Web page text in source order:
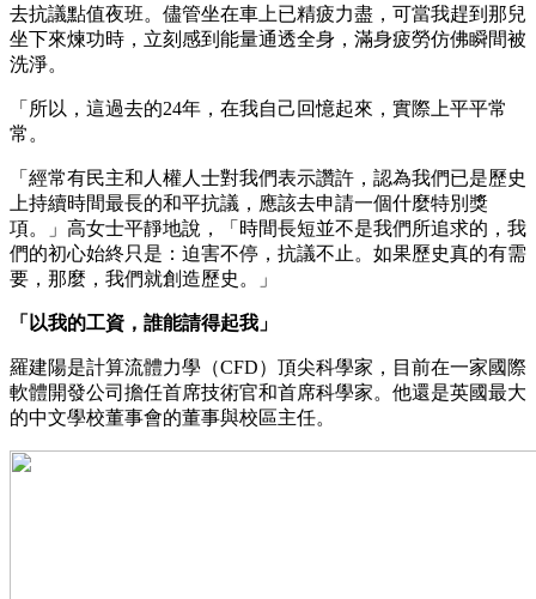
去抗議點值夜班。儘管坐在車上已精疲力盡，可當我趕到那兒
坐下來煉功時，立刻感到能量通透全身，滿身疲勞仿佛瞬間被
洗淨。
「所以，這過去的24年，在我自己回憶起來，實際上平平常
常。
「經常有民主和人權人士對我們表示讚許，認為我們已是歷史
上持續時間最長的和平抗議，應該去申請一個什麼特別獎
項。」高女士平靜地說，「時間長短並不是我們所追求的，我
們的初心始終只是：迫害不停，抗議不止。如果歷史真的有需
要，那麼，我們就創造歷史。」
「以我的工資，誰能請得起我」
羅建陽是計算流體力學（CFD）頂尖科學家，目前在一家國際
軟體開發公司擔任首席技術官和首席科學家。他還是英國最大
的中文學校董事會的董事與校區主任。